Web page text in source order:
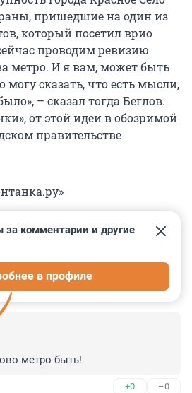
пришедшие на один из
который посетил врио
проводим ревизию
метро. И я вам, может быть
сказать, что есть мысли,
– сказал тогда Беглов.
от этой идеи в обозримой
правительстве
20
за комментарии и другие
в профиле
метро быть!
+0 –0